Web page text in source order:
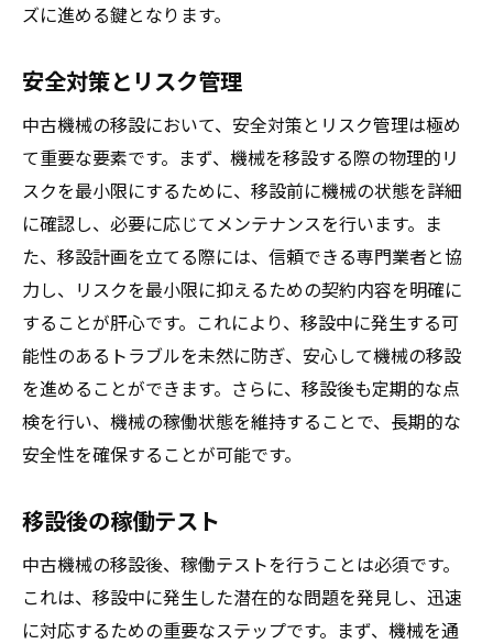
ズに進める鍵となります。
安全対策とリスク管理
中古機械の移設において、安全対策とリスク管理は極め
て重要な要素です。まず、機械を移設する際の物理的リ
スクを最小限にするために、移設前に機械の状態を詳細
に確認し、必要に応じてメンテナンスを行います。ま
た、移設計画を立てる際には、信頼できる専門業者と協
力し、リスクを最小限に抑えるための契約内容を明確に
することが肝心です。これにより、移設中に発生する可
能性のあるトラブルを未然に防ぎ、安心して機械の移設
を進めることができます。さらに、移設後も定期的な点
検を行い、機械の稼働状態を維持することで、長期的な
安全性を確保することが可能です。
移設後の稼働テスト
中古機械の移設後、稼働テストを行うことは必須です。
これは、移設中に発生した潜在的な問題を発見し、迅速
に対応するための重要なステップです。まず、機械を通